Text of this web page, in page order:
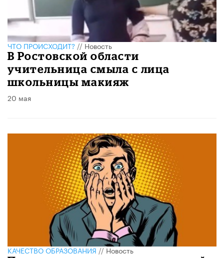
ЧТО ПРОИСХОДИТ? //Новость
В Ростовской области
учительница смыла с лица
школьницы макияж
20 мая
КАЧЕСТВО ОБРАЗОВАНИЯ//Новость